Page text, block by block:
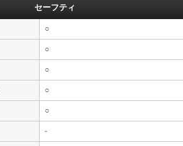
セーフティ
○
○
○
○
○
-